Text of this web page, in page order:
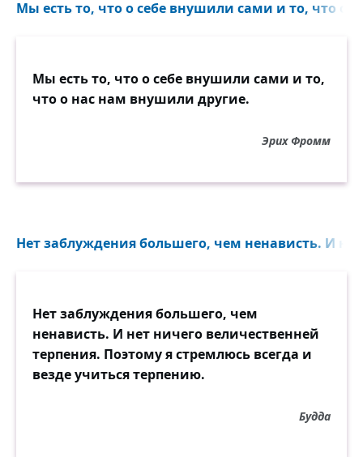
Мы есть то, что о себе внушили сами и то, что о
Мы есть то, что о себе внушили сами и то,
что о нас нам внушили другие.
Эрих Фромм
Нет заблуждения большего, чем ненависть. И
Нет заблуждения большего, чем
ненависть. И нет ничего величественней
терпения. Поэтому я стремлюсь всегда и
везде учиться терпению.
Будда